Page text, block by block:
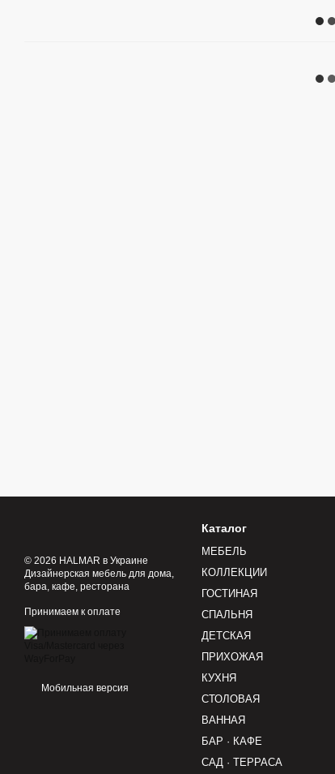
© 2026 HALMAR в Украине
Дизайнерская мебель для дома,
бара, кафе, ресторана
Принимаем к оплате
Мобильная версия
Каталог
МЕБЕЛЬ
КОЛЛЕКЦИИ
ГОСТИНАЯ
СПАЛЬНЯ
ДЕТСКАЯ
ПРИХОЖАЯ
КУХНЯ
СТОЛОВАЯ
ВАННАЯ
БАР · КАФЕ
САД · ТЕРРАСА